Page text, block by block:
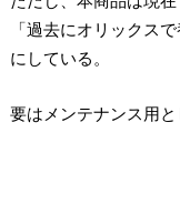
「過去にオリックス
にしている。
要はメンテナンス用と